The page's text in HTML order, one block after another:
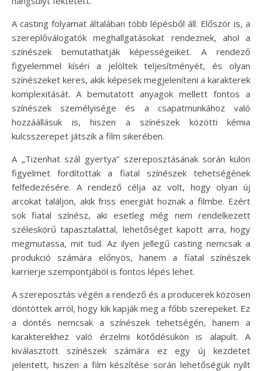
A casting folyamat általában több lépésből áll. Először is, a
szereplőválogatók meghallgatásokat rendeznek, ahol a
színészek bemutathatják képességeiket. A rendező
figyelemmel kíséri a jelöltek teljesítményét, és olyan
színészeket keres, akik képesek megjeleníteni a karakterek
komplexitását. A bemutatott anyagok mellett fontos a
színészek személyisége és a csapatmunkához való
hozzáállásuk is, hiszen a színészek közötti kémia
kulcsszerepet játszik a film sikerében.
A „Tizenhat szál gyertya” szereposztásának során külön
figyelmet fordítottak a fiatal színészek tehetségének
felfedezésére. A rendező célja az volt, hogy olyan új
arcokat találjon, akik friss energiát hoznak a filmbe. Ezért
sok fiatal színész, aki esetleg még nem rendelkezett
széleskörű tapasztalattal, lehetőséget kapott arra, hogy
megmutassa, mit tud. Az ilyen jellegű casting nemcsak a
produkció számára előnyös, hanem a fiatal színészek
karrierje szempontjából is fontos lépés lehet.
A szereposztás végén a rendező és a producerek közösen
döntöttek arról, hogy kik kapják meg a főbb szerepeket. Ez
a döntés nemcsak a színészek tehetségén, hanem a
karakterekhez való érzelmi kötődésükön is alapult. A
kiválasztott színészek számára ez egy új kezdetet
jelentett, hiszen a film készítése során lehetőségük nyílt